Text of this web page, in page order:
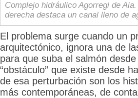
Complejo hidráulico Agorregi de
derecha destaca un canal lleno de
El problema surge cuando un
arquitectónico, ignora una de
para que suba el salmón
“obstáculo” que existe desde
de esa perturbación son los
más contemporáneas, de